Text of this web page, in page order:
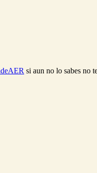
si aun no lo sabes no